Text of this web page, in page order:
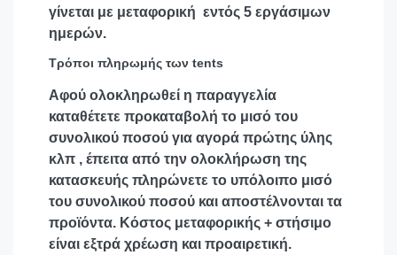
γίνεται με μεταφορική εντός 5 εργάσιμων
ημερών.
Τρόποι πληρωμής των tents
Αφού ολοκληρωθεί η παραγγελία
καταθέτετε προκαταβολή το μισό του
συνολικού ποσού για αγορά πρώτης ύλης
κλπ , έπειτα από την ολοκλήρωση της
κατασκευής πληρώνετε το υπόλοιπο μισό
του συνολικού ποσού και αποστέλνονται τα
προϊόντα. Κόστος μεταφορικής + στήσιμο
είναι εξτρά χρέωση και προαιρετική.